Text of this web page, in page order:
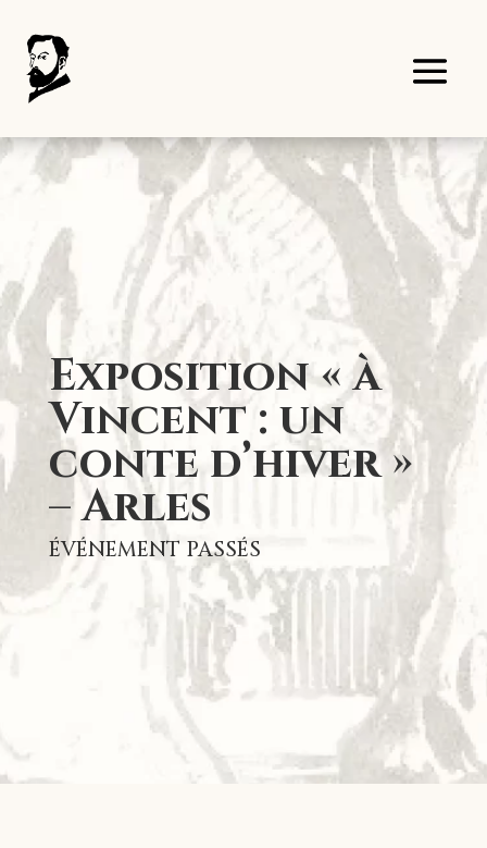
Exposition « à
Vincent : un
conte d’hiver »
– Arles
ÉVÉNEMENT PASSÉS